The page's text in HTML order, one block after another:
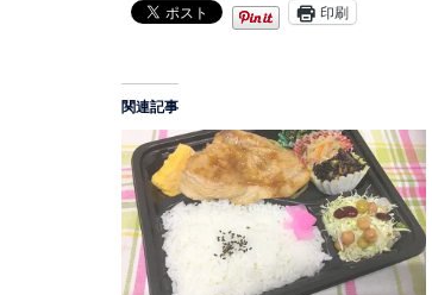
印刷
関連記事